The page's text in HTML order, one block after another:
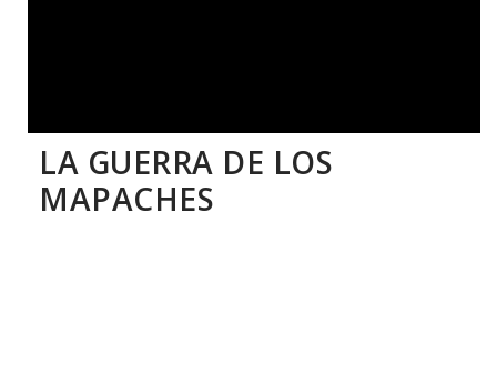
LA GUERRA DE LOS
MAPACHES